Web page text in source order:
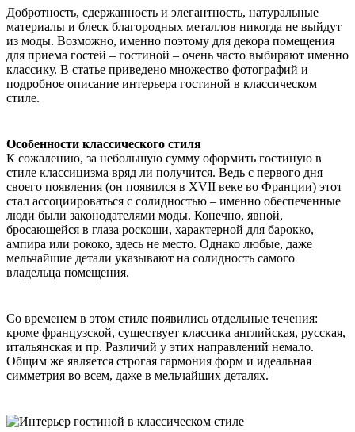
Добротность, сдержанность и элегантность, натуральные
материалы и блеск благородных металлов никогда не выйдут
из моды. Возможно, именно поэтому для декора помещения
для приема гостей – гостиной – очень часто выбирают именно
классику. В статье приведено множество фотографий и
подробное описание интерьера гостиной в классическом
стиле.
Особенности классического стиля
К сожалению, за небольшую сумму оформить гостиную в
стиле классицизма вряд ли получится. Ведь с первого дня
своего появления (он появился в XVII веке во Франции) этот
стал ассоциироваться с солидностью – именно обеспеченные
люди были законодателями моды. Конечно, явной,
бросающейся в глаза роскоши, характерной для барокко,
ампира или рококо, здесь не место. Однако любые, даже
мельчайшие детали указывают на солидность самого
владельца помещения.
Со временем в этом стиле появились отдельные течения:
кроме французской, существует классика английская, русская,
итальянская и пр. Различий у этих направлений немало.
Общим же является строгая гармония форм и идеальная
симметрия во всем, даже в мельчайших деталях.